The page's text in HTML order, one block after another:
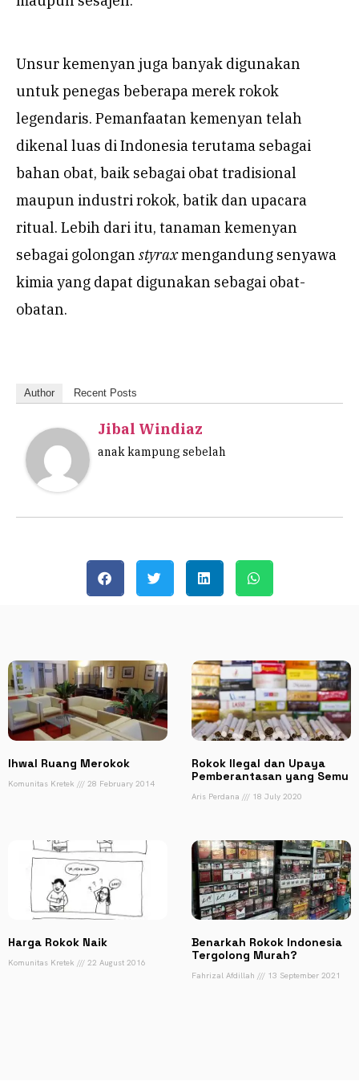
Unsur kemenyan juga banyak digunakan
untuk penegas beberapa merek rokok
legendaris. Pemanfaatan kemenyan telah
dikenal luas di Indonesia terutama sebagai
bahan obat, baik sebagai obat tradisional
maupun industri rokok, batik dan upacara
ritual. Lebih dari itu, tanaman kemenyan
sebagai golongan styraxmengandung senyawa
kimia yang dapat digunakan sebagai obat-
obatan.
Author Recent Posts
Jibal Windiaz
anak kampung sebelah
Ihwal Ruang Merokok
Komunitas Kretek 28 February 2014
Rokok Ilegal dan Upaya
Pemberantasan yang Semu
Aris Perdana 18 July 2020
Harga Rokok Naik
Komunitas Kretek 22 August 2016
Benarkah Rokok Indonesia
Tergolong Murah?
Fahrizal Afdillah 13 September 2021